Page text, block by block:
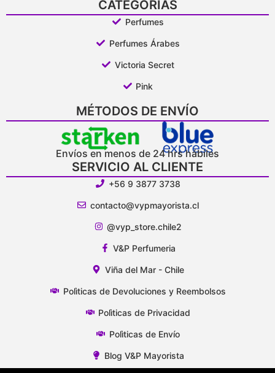
CATEGORÍAS
Perfumes
Perfumes Árabes
Victoria Secret
Pink
MÉTODOS DE ENVÍO
Envíos en menos de 24 hrs hábiles
SERVICIO AL CLIENTE
+56 9 3877 3738
contacto@vypmayorista.cl
@vyp_store.chile2
V&P Perfumeria
Viña del Mar - Chile
Polìticas de Devoluciones y Reembolsos
Polìticas de Privacidad
Polìticas de Envío
Blog V&P Mayorista